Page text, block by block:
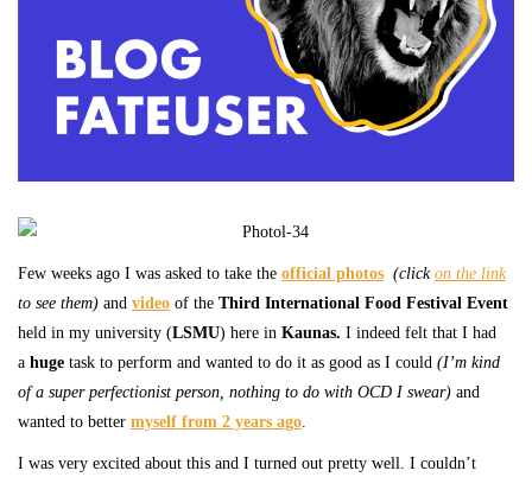
Few weeks ago I was asked to take the official photos (click on the link
to see them) and video of the Third International Food Festival Event
held in my university (LSMU) here in Kaunas. I indeed felt that I had
a huge task to perform and wanted to do it as good as I could (I’m kind
of a super perfectionist person, nothing to do with OCD I swear) and
wanted to better myself from 2 years ago
I was very excited about this and I turned out pretty well. I couldn’t